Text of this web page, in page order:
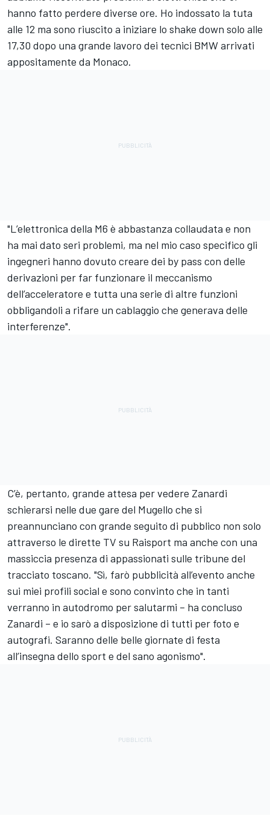
hanno fatto perdere diverse ore. Ho indossato la tuta
alle 12 ma sono riuscito a iniziare lo shake down solo alle
17,30 dopo una grande lavoro dei tecnici BMW arrivati
appositamente da Monaco.
"L’elettronica della M6 è abbastanza collaudata e non
ha mai dato seri problemi, ma nel mio caso specifico gli
ingegneri hanno dovuto creare dei by pass con delle
derivazioni per far funzionare il meccanismo
dell’acceleratore e tutta una serie di altre funzioni
obbligandoli a rifare un cablaggio che generava delle
interferenze".
C’è, pertanto, grande attesa per vedere Zanardi
schierarsi nelle due gare del Mugello che si
preannunciano con grande seguito di pubblico non solo
attraverso le dirette TV su Raisport ma anche con una
massiccia presenza di appassionati sulle tribune del
tracciato toscano. "Sì, farò pubblicità all’evento anche
sui miei profili social e sono convinto che in tanti
verranno in autodromo per salutarmi – ha concluso
Zanardi – e io sarò a disposizione di tutti per foto e
autografi. Saranno delle belle giornate di festa
all’insegna dello sport e del sano agonismo".